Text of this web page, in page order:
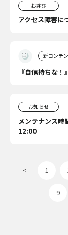
お詫び
アクセス障害に
新コンテ
『自信持ちな
お知らせ
メンテナンス
12:00
< 1
9